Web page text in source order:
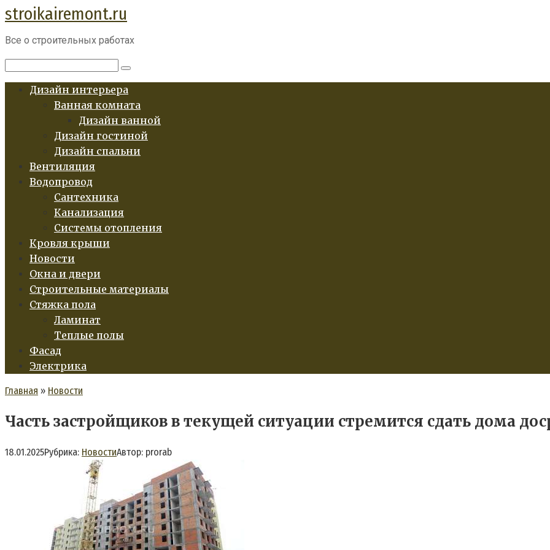
Перейти
к
контенту
stroikairemont.ru
Все о строительных работах
Дизайн интерьера
Ванная комната
Дизайн ванной
Дизайн гостиной
Дизайн спальни
Вентиляция
Водопровод
Сантехника
Канализация
Системы отопления
Кровля крыши
Новости
Окна и двери
Строительные материалы
Стяжка пола
Ламинат
Теплые полы
Фасад
Электрика
Главная » Новости
Часть застройщиков в текущей ситуации стремится сдать дома
18.01.2025Рубрика: НовостиАвтор: prorab